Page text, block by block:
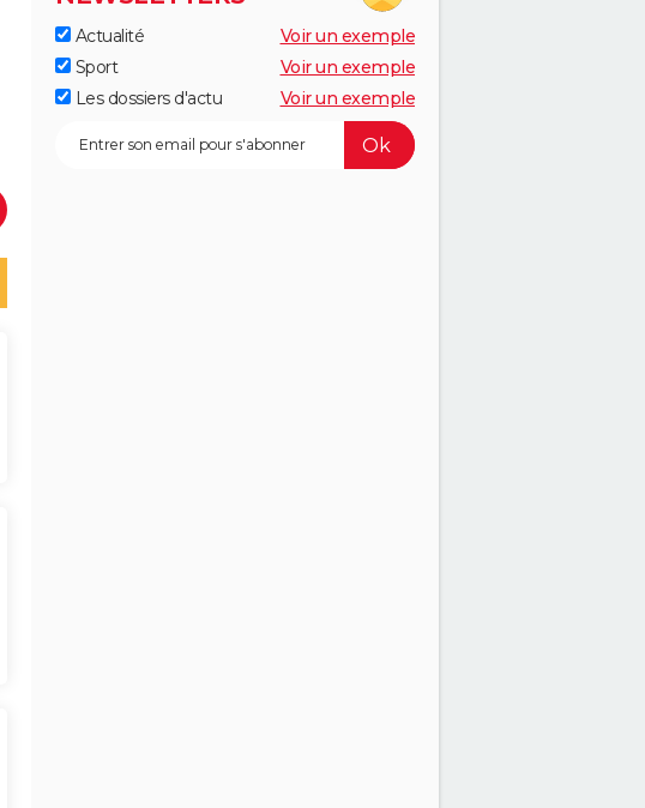
Actualité
Voir un exemple
Sport
Voir un exemple
Les dossiers d'actu
Voir un exemple